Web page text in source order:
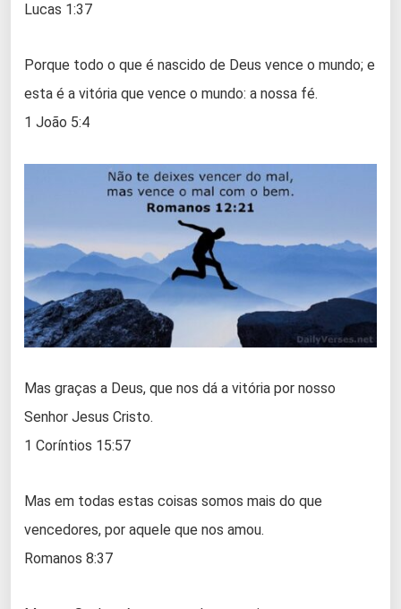
Lucas 1:37
Porque todo o que é nascido de Deus vence o mundo; e
esta é a vitória que vence o mundo: a nossa fé.
1 João 5:4
Mas graças a Deus, que nos dá a vitória por nosso
Senhor Jesus Cristo.
1 Coríntios 15:57
Mas em todas estas coisas somos mais do que
vencedores, por aquele que nos amou.
Romanos 8:37